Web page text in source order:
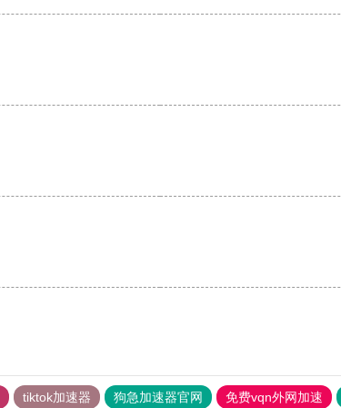
tiktok加速器 狗急加速器官网 免费vqn外网加速